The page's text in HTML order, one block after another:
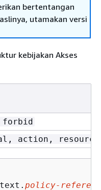
bertentangan
utamakan versi
kebijakan Akses
action,
policy-